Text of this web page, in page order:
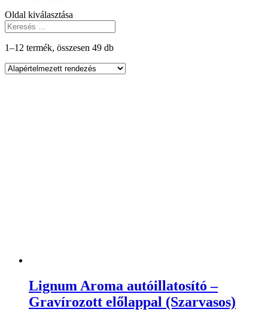
Oldal kiválasztása
1–12 termék, összesen 49 db
Lignum Aroma autóillatosító –
Gravírozott előlappal (Szarvasos)